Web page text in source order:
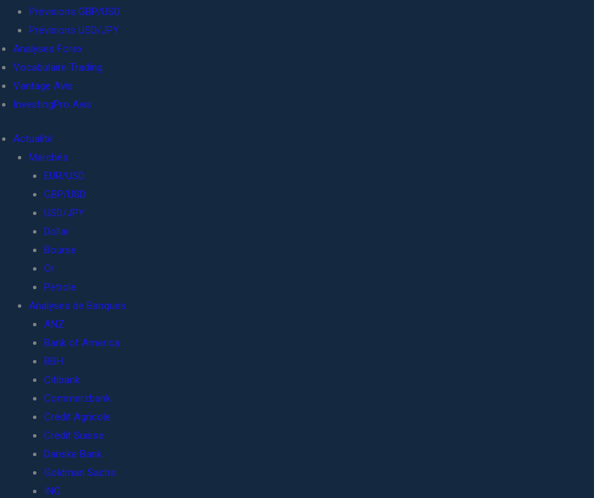
Prévisions GBP/USD
Prévisions USD/JPY
Analyses Forex
Vocabulaire Trading
Vantage Avis
InvestingPro Avis
Actualité
Marchés
EUR/USD
GBP/USD
USD/JPY
Dollar
Bourse
Or
Pétrole
Analyses de Banques
ANZ
Bank of America
BBH
Citibank
Commerzbank
Crédit Agricole
Crédit Suisse
Danske Bank
Goldman Sachs
ING